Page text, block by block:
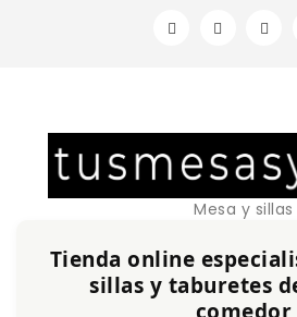
Mesa y sillas
Tienda online
sillas y taburetes